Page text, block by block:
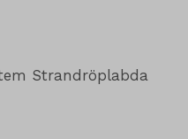
Strandröplabda